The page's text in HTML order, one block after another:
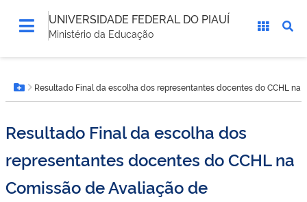
UNIVERSIDADE FEDERAL DO PIAUÍ
Ministério da Educação
está
aqui:Botão Menu
Resultado Final da escolha dos representantes docentes do CCHL
Resultado Final da escolha dos
representantes docentes do CCHL na
Comissão de Avaliação de